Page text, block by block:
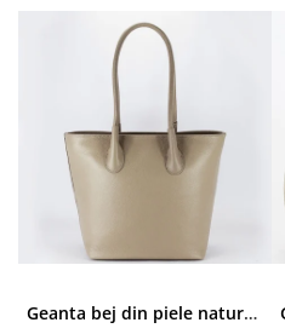
Geanta bej din piele naturala 8966 123